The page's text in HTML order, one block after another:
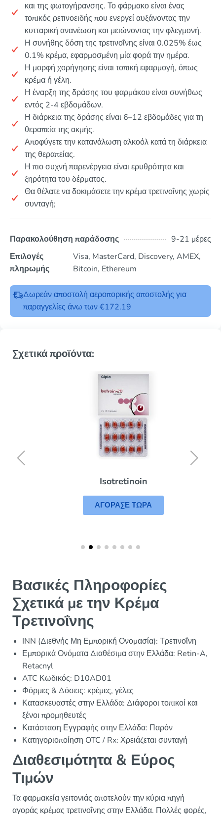
και της φωτογήρανσης. Το φάρμακο είναι ένας
τοπικός ρετινοειδής που ενεργεί αυξάνοντας την
κυτταρική ανανέωση και μειώνοντας την φλεγμονή.
Η συνήθης δόση της τρετινοΐνης είναι 0.025% έως
0.1% κρέμα, εφαρμοσμένη μία φορά την ημέρα.
Η μορφή χορήγησης είναι τοπική εφαρμογή, όπως
κρέμα ή γέλη.
Η έναρξη της δράσης του φαρμάκου είναι συνήθως
εντός 2-4 εβδομάδων.
Η διάρκεια της δράσης είναι 6–12 εβδομάδες για τη
θεραπεία της ακμής.
Αποφύγετε την κατανάλωση αλκοόλ κατά τη διάρκεια
της θεραπείας.
Η πιο συχνή παρενέργεια είναι ερυθρότητα και
ξηρότητα του δέρματος.
Θα θέλατε να δοκιμάσετε την κρέμα τρετινοΐνης χωρίς
συνταγή;
Παρακολούθηση παράδοσης
9-21 μέρες
Επιλογές
πληρωμής
Visa, MasterCard, Discovery, AMEX,
Bitcoin, Ethereum
Δωρεάν αποστολή αεροπορικής αποστολής για
παραγγελίες άνω των €172.19
Σχετικά προϊόντα:
Isotretinoin
ΑΓΟΡΑΣΕ ΤΩΡΑ
Βασικές Πληροφορίες
Σχετικά με την Κρέμα
Τρετινοΐνης
INN (Διεθνής Μη Εμπορική Ονομασία): Τρετινοΐνη
Εμπορικά Ονόματα Διαθέσιμα στην Ελλάδα: Retin-A,
Retacnyl
ATC Κωδικός: D10AD01
Φόρμες & Δόσεις: κρέμες, γέλες
Κατασκευαστές στην Ελλάδα: Διάφοροι τοπικοί και
ξένοι προμηθευτές
Κατάσταση Εγγραφής στην Ελλάδα: Παρόν
Κατηγοριοποίηση OTC / Rx: Χρειάζεται συνταγή
Διαθεσιμότητα & Εύρος
Τιμών
Τα φαρμακεία γειτονιάς αποτελούν την κύρια πηγή
αγοράς κρέμας τρετινοΐνης στην Ελλάδα. Πολλές φορές,